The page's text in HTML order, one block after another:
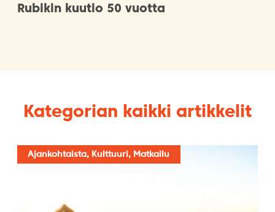
Rubikin kuutio 50 vuotta
Kategorian kaikki artikkelit
Ajankohtaista, Kulttuuri, Matkailu